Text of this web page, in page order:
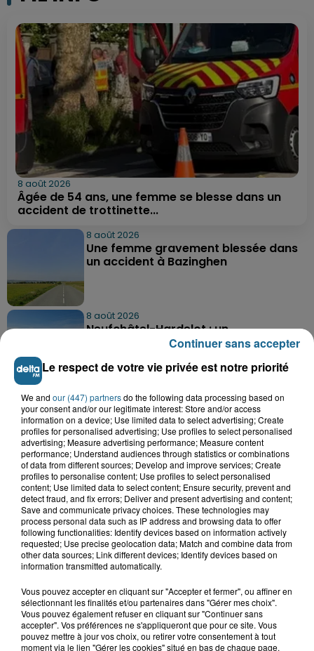
8 août 2026
Âgée de 54 ans, une femme se blesse dans un
accident de trottinette...
8 août 2026
Une femme gravement blessée dans
un accident à Bazinghen
8 août 2026
Neufchâtel-Hardelot : un
rassemblement pour rendre
8 août 2026
Violent accident à Cléty : quatre
blessés, deux femmes en urgence...
8 août 2026
Un homme mortellement percuté par
un train à Saint-Josse
Le respect de votre vie privée est notre priorité
We and our (447) partnersdo the following data processing based on
your consent and/or our legitimate interest: Store and/or access
information on a device; Use limited data to select advertising; Create
profiles for personalised advertising; Use profiles to select personalised
advertising; Measure advertising performance; Measure content
performance; Understand audiences through statistics or combinations
of data from different sources; Develop and improve services; Create
profiles to personalise content; Use profiles to select personalised
content; Use limited data to select content; Ensure security, prevent and
detect fraud, and fix errors; Deliver and present advertising and content;
Save and communicate privacy choices. These technologies may
process personal data such as IP address and browsing data to offer
following functionalities: Identify devices based on information actively
requested; Use precise geolocation data; Match and combine data from
other data sources; Link different devices; Identify devices based on
information transmitted automatically.
Vous pouvez accepter en cliquant sur "Accepter et fermer", ou affiner en
sélectionnant les finalités et/ou partenaires dans "Gérer mes choix".
Vous pouvez également refuser en cliquant sur "Continuer sans
accepter". Vos préférences ne s'appliqueront que pour ce site. Vous
pouvez mettre à jour vos choix, ou retirer votre consentement à tout
moment via le lien "Gérer les cookies" situé en bas de chaque page.
Continuer sans accepter